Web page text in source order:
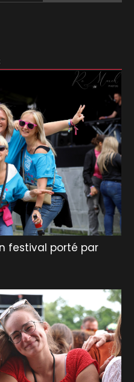
festival porté par